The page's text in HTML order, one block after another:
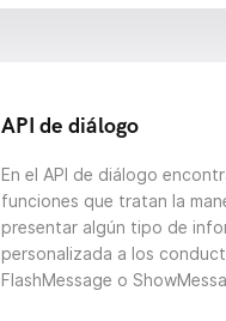
API de diálogo
En el API de diálogo
funciones que tratan la
presentar algún tipo de
personalizada a los
FlashMessage o